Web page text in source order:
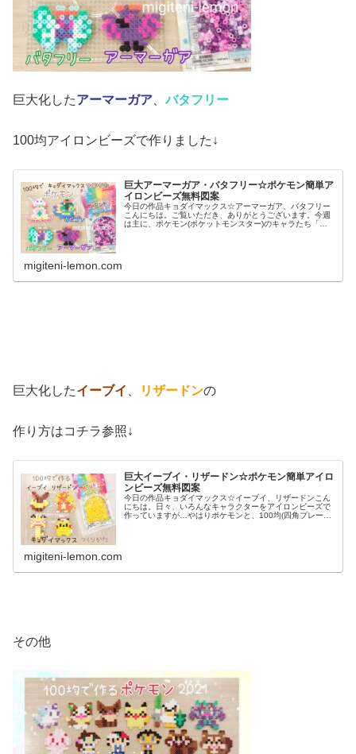
巨大化したアーマーガア 、バタフリー
100均アイロンビーズで作りました↓
巨大アーマーガア・バタフリー☆ポケモン簡単ア
イロンビーズ無料図案
今日の作品キョダイマックス☆アーマーガア、バタフリー
こんにちは。ご覧いただき、ありがとうございます。今週
は主に、ポケモン(ポケットモンスター)のキャラたち「キ
migiteni-lemon.com
巨大化したイーブイ リザードンの
作り方はコチラ参照↓
巨大イーブイ・リザードン☆ポケモン簡単アイロ
ンビーズ無料図案
今日の作品キョダイマックス☆イーブイ、リザードンこん
にちは。日々、いろんなキャラクターをアイロンビーズで
作っていますが…やはりポケモンと、100均(四角プレート)
migiteni-lemon.com
その他